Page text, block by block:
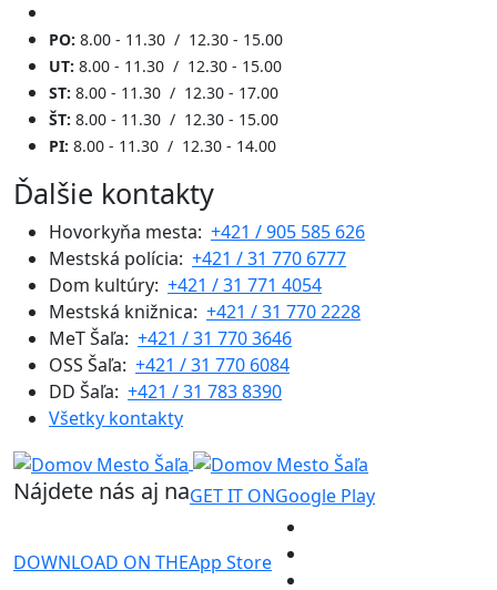
PO: 8.00 - 11.30 / 12.30 - 15.00
UT: 8.00 - 11.30 / 12.30 - 15.00
ST: 8.00 - 11.30 / 12.30 - 17.00
ŠT: 8.00 - 11.30 / 12.30 - 15.00
PI: 8.00 - 11.30 / 12.30 - 14.00
Ďalšie kontakty
Hovorkyňa mesta: +421 / 905 585 626
Mestská polícia: +421 / 31 770 6777
Dom kultúry: +421 / 31 771 4054
Mestská knižnica: +421 / 31 770 2228
MeT Šaľa: +421 / 31 770 3646
OSS Šaľa: +421 / 31 770 6084
DD Šaľa: +421 / 31 783 8390
Všetky kontakty
Nájdete nás aj naGET IT ONGoogle Play
DOWNLOAD ON THEApp Store